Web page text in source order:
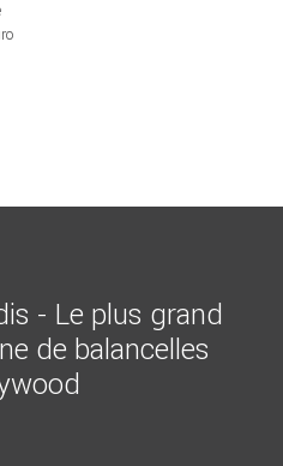
- Le plus grand
de balancelles